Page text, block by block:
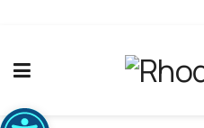
Ανοίξτε τη γραμμή εργαλείων